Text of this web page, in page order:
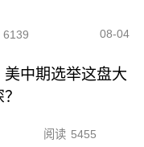
6139 08-04
美中期选举这盘大
阅读 5455